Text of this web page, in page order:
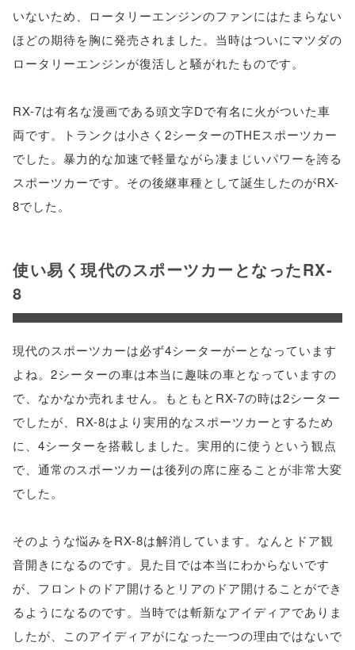
いないため、ロータリーエンジンのファンにはたまらない
ほどの期待を胸に発売されました。当時はついにマツダの
ロータリーエンジンが復活しと騒がれたものです。
RX-7は有名な漫画である頭文字Dで有名に火がついた車
両です。トランクは小さく2シーターのTHEスポーツカー
でした。暴力的な加速で軽量ながら凄まじいパワーを誇る
スポーツカーです。その後継車種として誕生したのがRX-
8でした。
使い易く現代のスポーツカーとなったRX-
8
現代のスポーツカーは必ず4シーターがーとなっています
よね。2シーターの車は本当に趣味の車となっていますの
で、なかなか売れません。もともとRX-7の時は2シーター
でしたが、RX-8はより実用的なスポーツカーとするため
に、4シーターを搭載しました。実用的に使うという観点
で、通常のスポーツカーは後列の席に座ることが非常大変
でした。
そのような悩みをRX-8は解消しています。なんとドア観
音開きになるのです。見た目では本当にわからないです
が、フロントのドア開けるとリアのドア開けることができ
るようになるのです。当時では斬新なアイディアでありま
したが、このアイディアがになった一つの理由ではないで